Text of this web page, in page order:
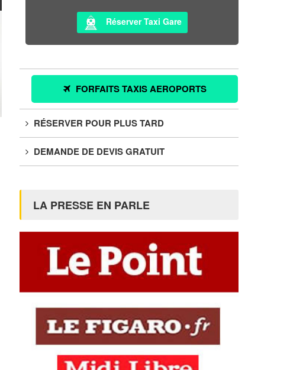
Réserver Taxi Gare
FORFAITS TAXIS AEROPORTS
RÉSERVER POUR PLUS TARD
DEMANDE DE DEVIS GRATUIT
LA PRESSE EN PARLE